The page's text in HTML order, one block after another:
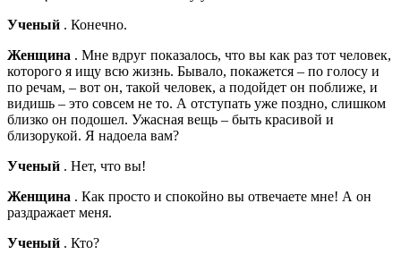
Ученый . Конечно.
Женщина . Мне вдруг показалось, что вы как раз тот человек,
которого я ищу всю жизнь. Бывало, покажется – по голосу и
по речам, – вот он, такой человек, а подойдет он поближе, и
видишь – это совсем не то. А отступать уже поздно, слишком
близко он подошел. Ужасная вещь – быть красивой и
близорукой. Я надоела вам?
Ученый . Нет, что вы!
Женщина . Как просто и спокойно вы отвечаете мне! А он
раздражает меня.
Ученый . Кто?